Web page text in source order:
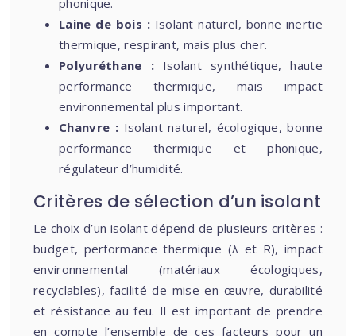
phonique.
Laine de bois : Isolant naturel, bonne inertie
thermique, respirant, mais plus cher.
Polyuréthane : Isolant synthétique, haute
performance thermique, mais impact
environnemental plus important.
Chanvre : Isolant naturel, écologique, bonne
performance thermique et phonique,
régulateur d’humidité.
Critères de sélection d’un isolant
Le choix d’un isolant dépend de plusieurs critères :
budget, performance thermique (λ et R), impact
environnemental (matériaux écologiques,
recyclables), facilité de mise en œuvre, durabilité
et résistance au feu. Il est important de prendre
en compte l’ensemble de ces facteurs pour un